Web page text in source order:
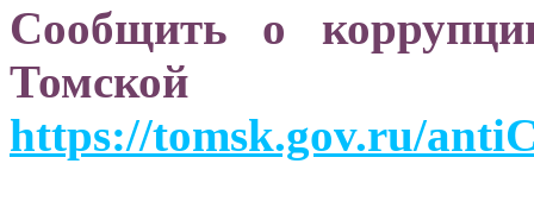
Сообщить о
https://tomsk.gov.ru/